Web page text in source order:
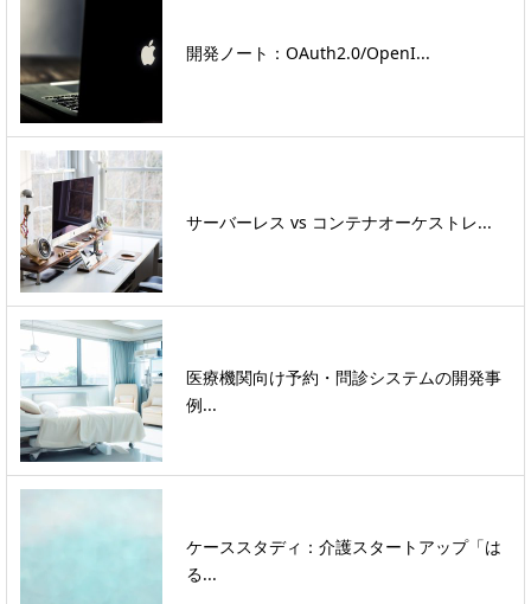
開発ノート：OAuth2.0/OpenI...
サーバーレス vs コンテナオーケストレ...
医療機関向け予約・問診システムの開発事
例...
ケーススタディ：介護スタートアップ「は
る...